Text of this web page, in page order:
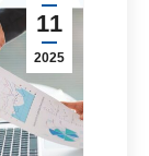
11
2025